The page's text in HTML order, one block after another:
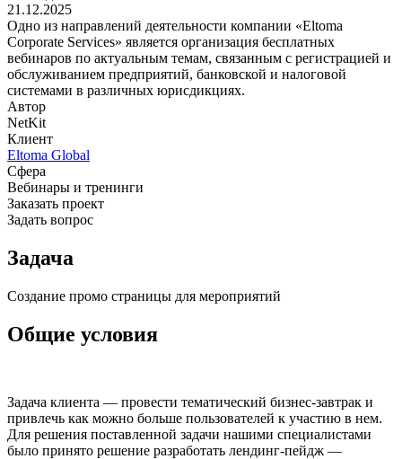
21.12.2025
Одно из направлений деятельности компании «Eltoma
Corporate Services» является организация бесплатных
вебинаров по актуальным темам, связанным с регистрацией и
обслуживанием предприятий, банковской и налоговой
системами в различных юрисдикциях.
Автор
NetKit
Клиент
Eltoma Global
Сфера
Вебинары и тренинги
Заказать проект
Задать вопрос
Задача
Создание промо страницы для мероприятий
Общие условия
Задача клиента — провести тематический бизнес-завтрак и
привлечь как можно больше пользователей к участию в нем.
Для решения поставленной задачи нашими специалистами
было принято решение разработать лендинг-пейдж —